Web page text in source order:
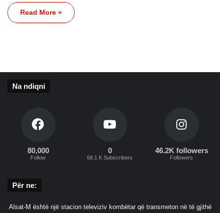
Read More »
Na ndiqni
80,000
Follow
0
68.1 K Subscribers
46.2K followers
Followers
Për ne:
Alsat-M është një stacion televiziv kombëtar që transmeton në të gjithë